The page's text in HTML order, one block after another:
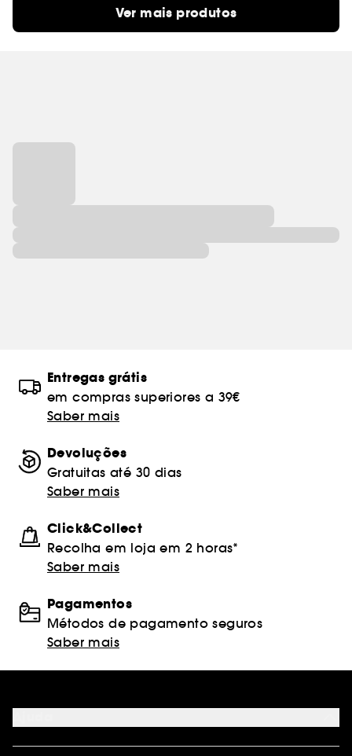
Ver mais produtos
Entregas grátis
em compras superiores a 39€
Saber mais
Devoluções
Gratuitas até 30 dias
Saber mais
Click&Collect
Recolha em loja em 2 horas*
Saber mais
Pagamentos
Métodos de pagamento seguros
Saber mais
FAQ